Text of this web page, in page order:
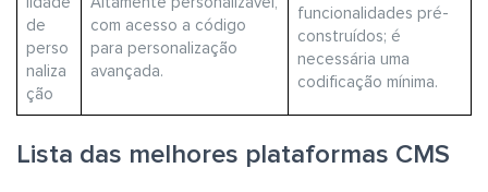
de
perso
naliza
ção
com acesso a código
para personalização
avançada.
funcionalidades pré-
construídos; é
necessária uma
codificação mínima.
Lista das melhores plataformas CMS